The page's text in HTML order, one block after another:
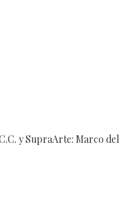
y SupraArte: Marco del